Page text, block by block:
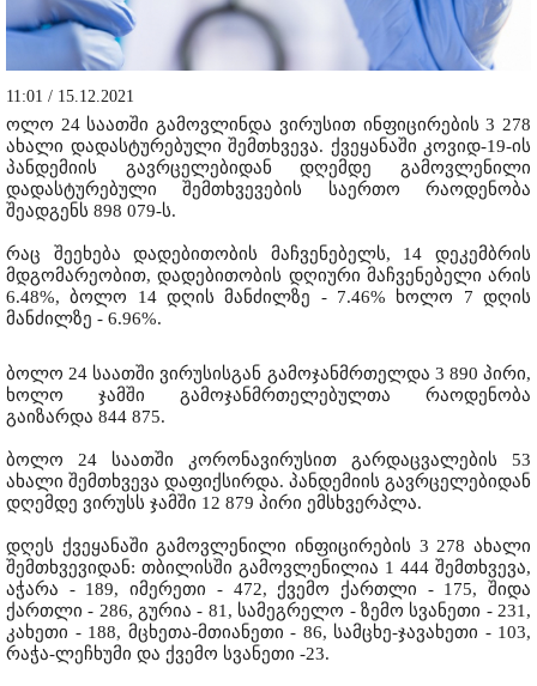
11:01 / 15.12.2021
ოლო 24 საათში გამოვლინდა ვირუსით ინფიცირების 3 278
ახალი დადასტურებული შემთხვევა. ქვეყანაში კოვიდ-19-ის
პანდემიის გავრცელებიდან დღემდე გამოვლენილი
დადასტურებული შემთხვევების საერთო რაოდენობა
შეადგენს 898 079-ს.
რაც შეეხება დადებითობის მაჩვენებელს, 14 დეკემბრის
მდგომარეობით, დადებითობის დღიური მაჩვენებელი არის
6.48%, ბოლო 14 დღის მანძილზე - 7.46% ხოლო 7 დღის
მანძილზე - 6.96%.
ბოლო 24 საათში ვირუსისგან გამოჯანმრთელდა 3 890 პირი,
ხოლო ჯამში გამოჯანმრთელებულთა რაოდენობა
გაიზარდა 844 875.
ბოლო 24 საათში კორონავირუსით გარდაცვალების 53
ახალი შემთხვევა დაფიქსირდა. პანდემიის გავრცელებიდან
დღემდე ვირუსს ჯამში 12 879 პირი ემსხვერპლა.
დღეს ქვეყანაში გამოვლენილი ინფიცირების 3 278 ახალი
შემთხვევიდან: თბილისში გამოვლენილია 1 444 შემთხვევა,
აჭარა - 189, იმერეთი - 472, ქვემო ქართლი - 175, შიდა
ქართლი - 286, გურია - 81, სამეგრელო - ზემო სვანეთი - 231,
კახეთი - 188, მცხეთა-მთიანეთი - 86, სამცხე-ჯავახეთი - 103,
რაჭა-ლეჩხუმი და ქვემო სვანეთი -23.